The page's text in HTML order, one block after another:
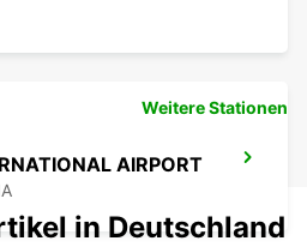
AIRPORT
Weitere Stationen
in Deutschland